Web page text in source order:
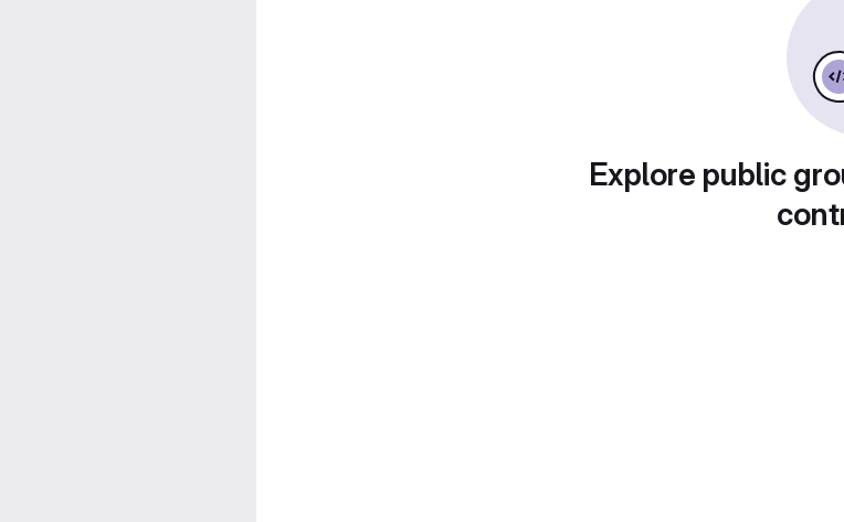
Explore public